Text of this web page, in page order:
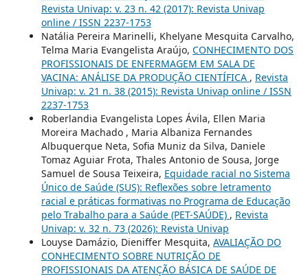
Revista Univap: v. 23 n. 42 (2017): Revista Univap
online / ISSN 2237-1753
Natália Pereira Marinelli, Khelyane Mesquita Carvalho,
Telma Maria Evangelista Araújo, CONHECIMENTO DOS
PROFISSIONAIS DE ENFERMAGEM EM SALA DE
VACINA: ANÁLISE DA PRODUÇÃO CIENTÍFICA , Revista
Univap: v. 21 n. 38 (2015): Revista Univap online / ISSN
2237-1753
Roberlandia Evangelista Lopes Ávila, Ellen Maria
Moreira Machado , Maria Albaniza Fernandes
Albuquerque Neta, Sofia Muniz da Silva, Daniele
Tomaz Aguiar Frota, Thales Antonio de Sousa, Jorge
Samuel de Sousa Teixeira, Equidade racial no Sistema
Único de Saúde (SUS): Reflexões sobre letramento
racial e práticas formativas no Programa de Educação
pelo Trabalho para a Saúde (PET-SAÚDE) , Revista
Univap: v. 32 n. 73 (2026): Revista Univap
Louyse Damázio, Dieniffer Mesquita, AVALIAÇÃO DO
CONHECIMENTO SOBRE NUTRIÇÃO DE
PROFISSIONAIS DA ATENÇÃO BÁSICA DE SAÚDE DE